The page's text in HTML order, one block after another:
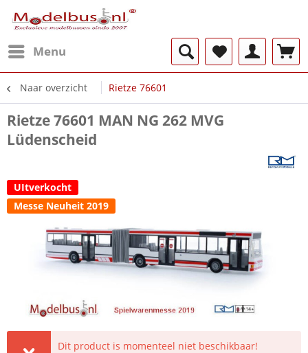
Menu
Naar overzicht Rietze 76601
Rietze 76601 MAN NG 262 MVG
Lüdenscheid
UItverkocht
Messe Neuheit 2019
Dit product is momenteel niet beschikbaar!